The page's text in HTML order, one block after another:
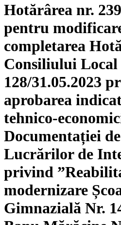
Hotărârea nr.
pentru
completarea
Consiliului Local
128/31.05.2023
aprobarea
tehnico-
Documentației
Lucrărilor de
privind
modernizare
Gimnazială Nr.